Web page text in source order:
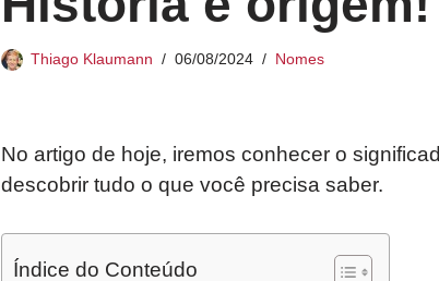
Thiago Klaumann 06/08/2024 Nomes
No artigo de hoje, iremos conhecer o
descobrir tudo o que você precisa saber.
Índice do Conteúdo